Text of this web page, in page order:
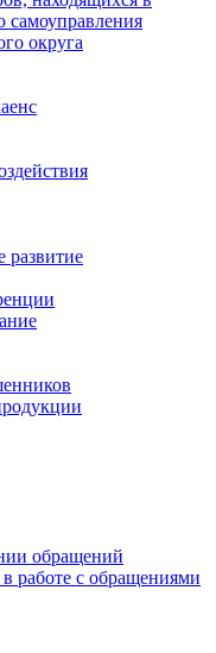
самоуправления
округа
развитие
обращений
работе с обращениями